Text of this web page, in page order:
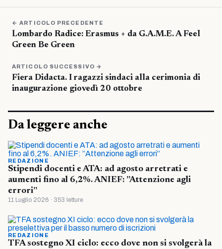
← ARTICOLO PRECEDENTE
Lombardo Radice: Erasmus + da G.A.M.E. A Feel
Green Be Green
ARTICOLO SUCCESSIVO →
Fiera Didacta. I ragazzi sindaci alla cerimonia di
inaugurazione giovedì 20 ottobre
Da leggere anche
REDAZIONE
Stipendi docenti e ATA: ad agosto arretrati e
aumenti fino al 6,2%. ANIEF: ”Attenzione agli
errori”
11 Luglio 2026 · 353 letture
REDAZIONE
TFA sostegno XI ciclo: ecco dove non si svolgerà la